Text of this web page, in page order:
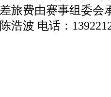
旅费由赛事组委会
波 电话：